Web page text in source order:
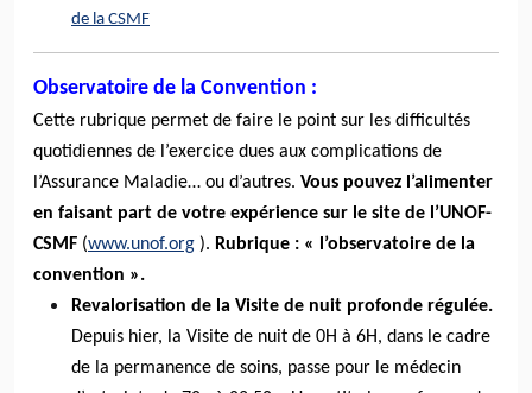
de la CSMF
Observatoire de la Convention :
Cette rubrique permet de faire le point sur les difficultés
quotidiennes de l’exercice dues aux complications de
l’Assurance Maladie… ou d’autres. Vous pouvez l’alimenter
en faisant part de votre expérience sur le site de l’UNOF-
CSMF (www.unof.org ). Rubrique : « l’observatoire de la
convention ».
Revalorisation de la Visite de nuit profonde régulée.
Depuis hier, la Visite de nuit de 0H à 6H, dans le cadre
de la permanence de soins, passe pour le médecin